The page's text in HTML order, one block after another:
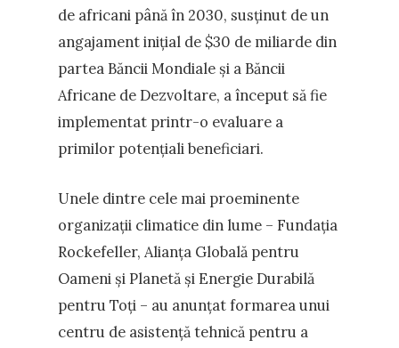
de africani până în 2030, susținut de un
angajament inițial de $30 de miliarde din
partea Băncii Mondiale și a Băncii
Africane de Dezvoltare, a început să fie
implementat printr-o evaluare a
primilor potențiali beneficiari.
Unele dintre cele mai proeminente
organizații climatice din lume – Fundația
Rockefeller, Alianța Globală pentru
Oameni și Planetă și Energie Durabilă
pentru Toți – au anunțat formarea unui
centru de asistență tehnică pentru a